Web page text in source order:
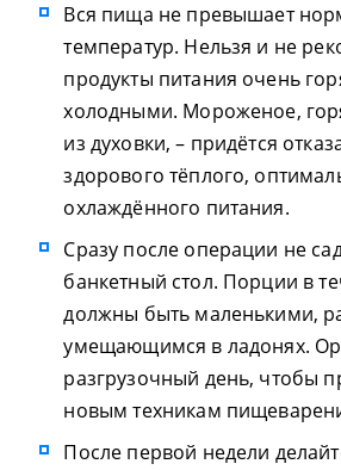
Вся пища не превышает
температур. Нельзя и не
продукты питания очень
холодными. Мороженое,
из духовки, – придётся
здорового тёплого,
охлаждённого питания.
Сразу после операции не
банкетный стол. Порции в
должны быть маленькими,
умещающимся в ладонях.
разгрузочный день, чтобы
новым техникам
После первой недели